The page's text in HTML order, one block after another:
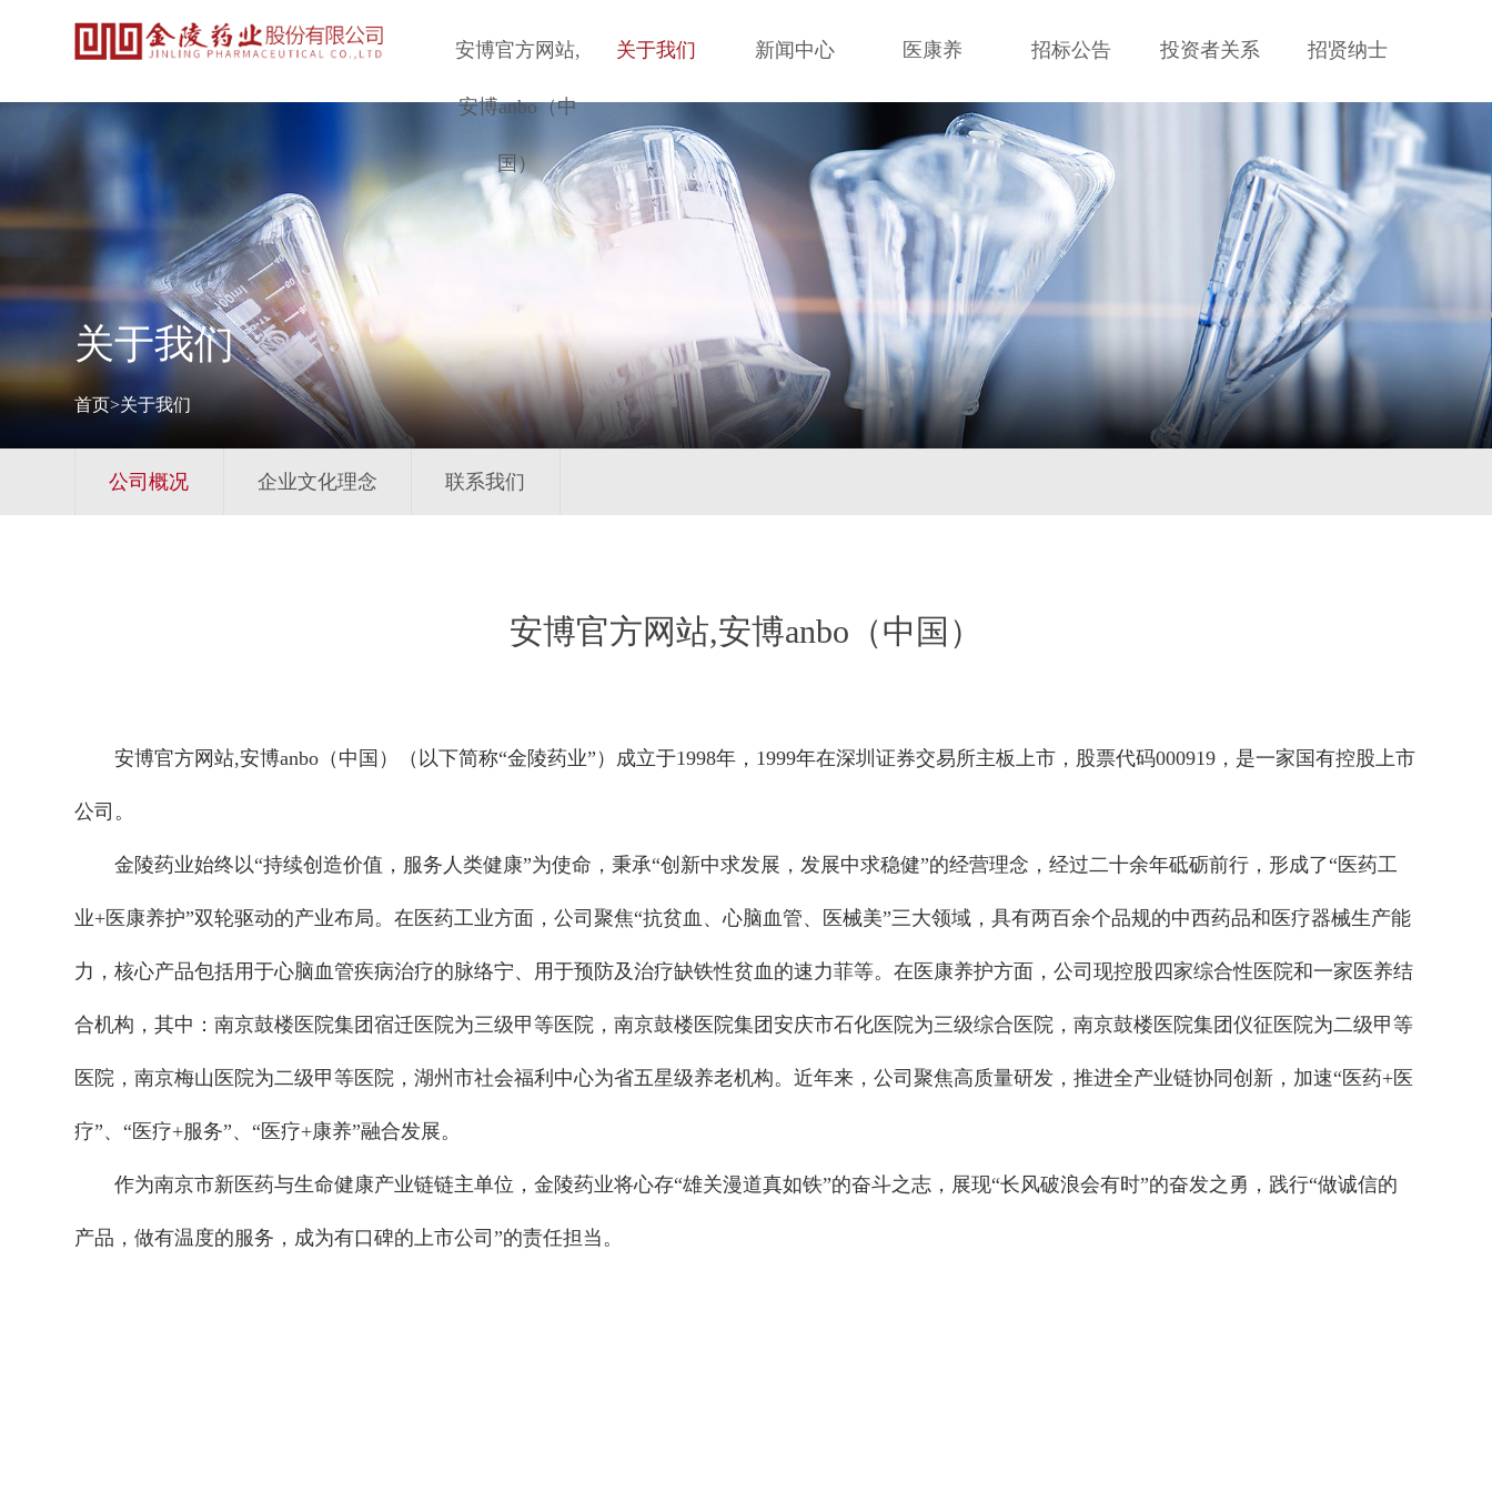
安博官方网站,
安博anbo（中
国）
关于我们 新闻中心 医康养 招标公告 投资者关系 招贤纳士
关于我们
首页>关于我们
公司概况 企业文化理念 联系我们
安博官方网站,安博anbo（中国）
安博官方网站,安博anbo（中国）（以下简称“金陵药业”）成立于1998年，1999年在深圳证券交易所主板上市，股票代码000919，是一家国有控股上市
公司。
金陵药业始终以“持续创造价值，服务人类健康”为使命，秉承“创新中求发展，发展中求稳健”的经营理念，经过二十余年砥砺前行，形成了“医药工
业+医康养护”双轮驱动的产业布局。在医药工业方面，公司聚焦“抗贫血、心脑血管、医械美”三大领域，具有两百余个品规的中西药品和医疗器械生产能
力，核心产品包括用于心脑血管疾病治疗的脉络宁、用于预防及治疗缺铁性贫血的速力菲等。在医康养护方面，公司现控股四家综合性医院和一家医养结
合机构，其中：南京鼓楼医院集团宿迁医院为三级甲等医院，南京鼓楼医院集团安庆市石化医院为三级综合医院，南京鼓楼医院集团仪征医院为二级甲等
医院，南京梅山医院为二级甲等医院，湖州市社会福利中心为省五星级养老机构。近年来，公司聚焦高质量研发，推进全产业链协同创新，加速“医药+医
疗”、“医疗+服务”、“医疗+康养”融合发展。
作为南京市新医药与生命健康产业链链主单位，金陵药业将心存“雄关漫道真如铁”的奋斗之志，展现“长风破浪会有时”的奋发之勇，践行“做诚信的
产品，做有温度的服务，成为有口碑的上市公司”的责任担当。